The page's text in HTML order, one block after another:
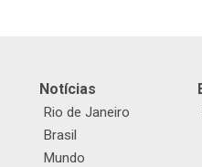
Notícias
Rio de Janeiro
Brasil
Mundo